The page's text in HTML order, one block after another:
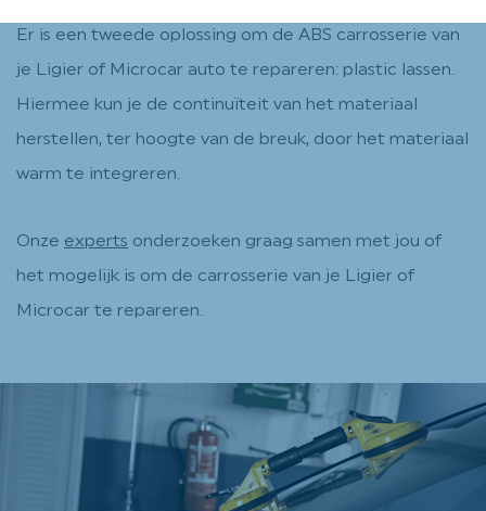
Er is een tweede oplossing om de ABS carrosserie van
je Ligier of Microcar auto te repareren: plastic lassen.
Hiermee kun je de continuïteit van het materiaal
herstellen, ter hoogte van de breuk, door het materiaal
warm te integreren.
Onze experts onderzoeken graag samen met jou of
het mogelijk is om de carrosserie van je Ligier of
Microcar te repareren.